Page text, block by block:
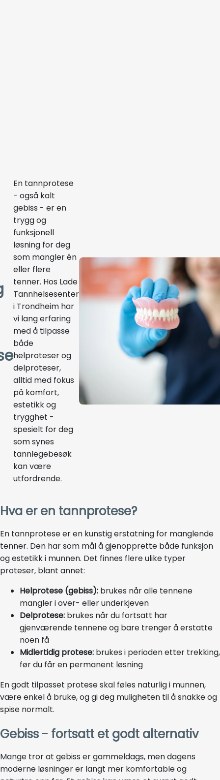
En tannprotese
- også kalt
gebiss - er en
trygg og
funksjonell
løsning for deg
som mangler én
eller flere
tenner. Hos Lade
Tannhelsesenter
i Trondheim har
vi lang erfaring
med å tilpasse
både
helproteser og
delproteser,
alltid med fokus
på komfort,
estetikk og
trygghet -
spesielt for deg
som synes
tannlegebesøk
kan være
utfordrende.
Hva er en tannprotese?
En tannprotese er en kunstig erstatning for manglende
tenner. Den har som mål å gjenopprette både funksjon
og estetikk i munnen. Det finnes flere ulike typer
proteser, blant annet:
Helprotese (gebiss): brukes når alle tennene
mangler i over- eller underkjeven
Delprotese: brukes når du fortsatt har
gjenværende tennene og bare trenger å erstatte
noen få
Midlertidig protese: brukes i perioden etter trekking,
før du får en permanent løsning
En godt tilpasset protese skal føles naturlig i munnen,
være enkel å bruke, og gi deg muligheten til å snakke og
spise normalt.
Gebiss - fortsatt et godt alternativ
Mange tror at gebiss er gammeldags, men dagens
moderne løsninger er langt mer komfortable og